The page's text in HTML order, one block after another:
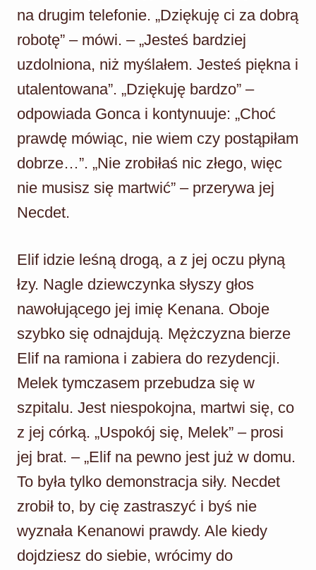
na drugim telefonie. „Dziękuję ci za dobrą
robotę” – mówi. – „Jesteś bardziej
uzdolniona, niż myślałem. Jesteś piękna i
utalentowana”. „Dziękuję bardzo” –
odpowiada Gonca i kontynuuje: „Choć
prawdę mówiąc, nie wiem czy postąpiłam
dobrze…”. „Nie zrobiłaś nic złego, więc
nie musisz się martwić” – przerywa jej
Necdet.
Elif idzie leśną drogą, a z jej oczu płyną
łzy. Nagle dziewczynka słyszy głos
nawołującego jej imię Kenana. Oboje
szybko się odnajdują. Mężczyzna bierze
Elif na ramiona i zabiera do rezydencji.
Melek tymczasem przebudza się w
szpitalu. Jest niespokojna, martwi się, co
z jej córką. „Uspokój się, Melek” – prosi
jej brat. – „Elif na pewno jest już w domu.
To była tylko demonstracja siły. Necdet
zrobił to, by cię zastraszyć i byś nie
wyznała Kenanowi prawdy. Ale kiedy
dojdziesz do siebie, wrócimy do